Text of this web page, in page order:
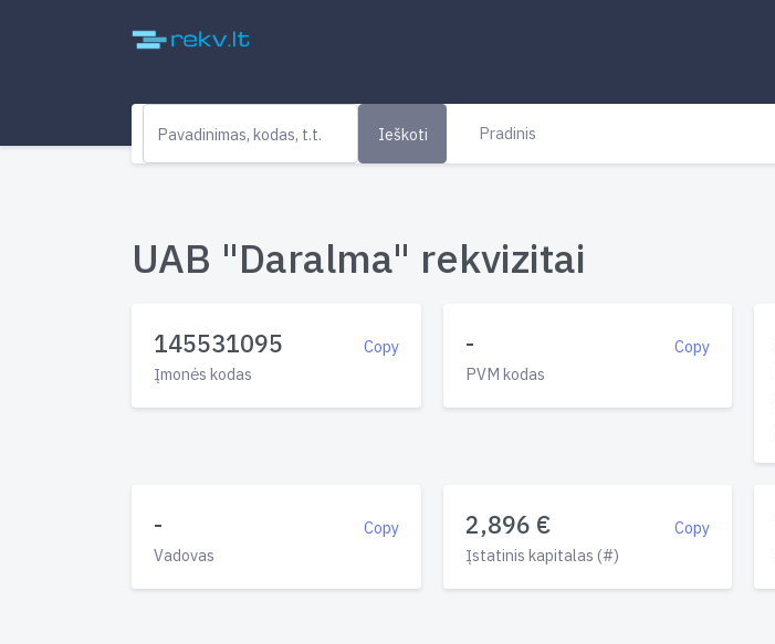
Ieškoti Pradinis
UAB "Daralma" rekvizitai
Copy
145531095
Įmonės kodas
Copy
-
PVM kodas
Copy
-
Vadovas
Copy
2,896 €
Įstatinis kapitalas (#)